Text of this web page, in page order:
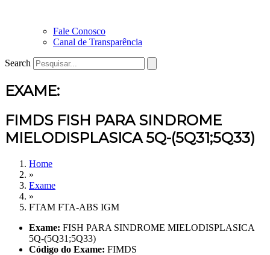
Fale Conosco
Canal de Transparência
Search
EXAME:
FIMDS FISH PARA SINDROME
MIELODISPLASICA 5Q-(5Q31;5Q33)
Home
»
Exame
»
FTAM FTA-ABS IGM
Exame: FISH PARA SINDROME MIELODISPLASICA
5Q-(5Q31;5Q33)
Código do Exame: FIMDS